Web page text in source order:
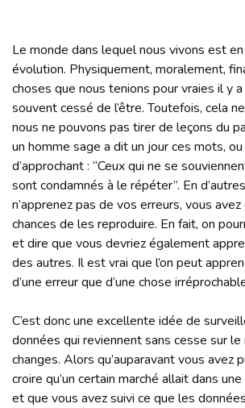
Le monde dans lequel nous vivons est
évolution. Physiquement, moralement,
choses que nous tenions pour vraies il y
souvent cessé de l’être. Toutefois, cela
nous ne pouvons pas tirer de leçons du
un homme sage a dit un jour ces mots,
d’approchant : “Ceux qui ne se
sont condamnés à le répéter”. En
n’apprenez pas de vos erreurs, vous
chances de les reproduire. En fait, on
et dire que vous devriez également
des autres. Il est vrai que l’on peut
d’une erreur que d’une chose
C’est donc une excellente idée de
données qui reviennent sans cesse sur le
changes. Alors qu’auparavant vous avez
croire qu’un certain marché allait dans
et que vous avez suivi ce que les